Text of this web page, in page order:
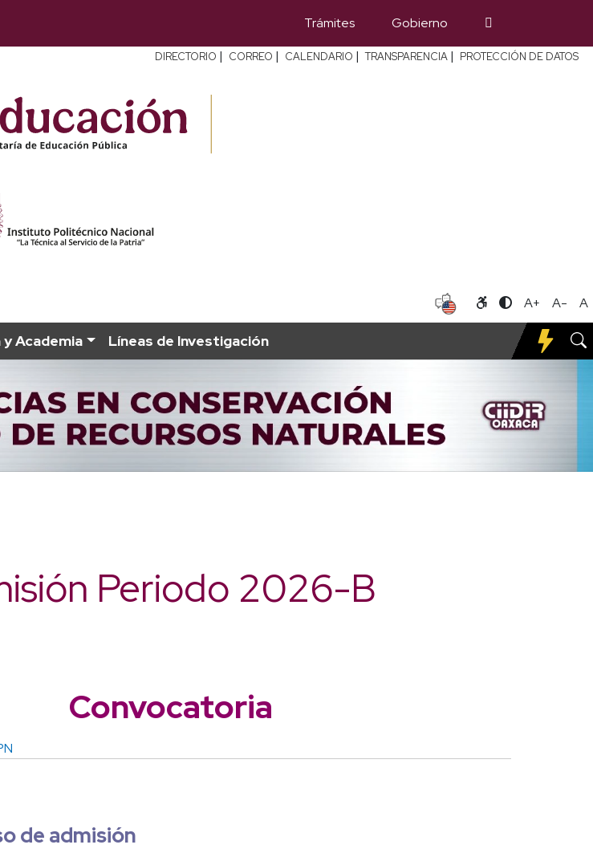
Trámites Gobierno
DIRECTORIO | CORREO | CALENDARIO | TRANSPARENCIA | PROTECCIÓN DE DATOS
A+ A- A
Academia Líneas de Investigación
Periodo 2026-B
Convocatoria
de admisión